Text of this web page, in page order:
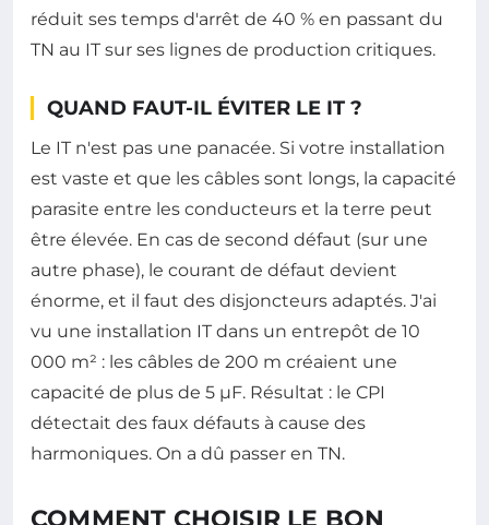
réduit ses temps d'arrêt de 40 % en passant du
TN au IT sur ses lignes de production critiques.
QUAND FAUT-IL ÉVITER LE IT ?
Le IT n'est pas une panacée. Si votre installation
est vaste et que les câbles sont longs, la capacité
parasite entre les conducteurs et la terre peut
être élevée. En cas de second défaut (sur une
autre phase), le courant de défaut devient
énorme, et il faut des disjoncteurs adaptés. J'ai
vu une installation IT dans un entrepôt de 10
000 m² : les câbles de 200 m créaient une
capacité de plus de 5 µF. Résultat : le CPI
détectait des faux défauts à cause des
harmoniques. On a dû passer en TN.
COMMENT CHOISIR LE BON